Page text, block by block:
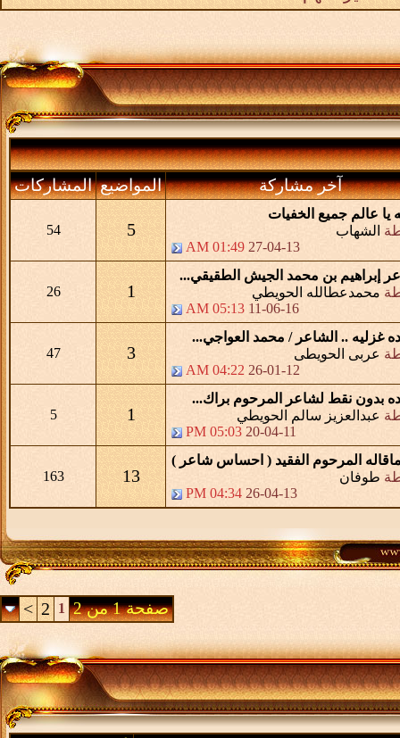
آخر مشاركة المواضيع المشاركات
يا عالم جميع الخفيات
الشهاب
27-04-13
01:49 AM
5
54
إبراهيم بن محمد الجيش الطقيقي...
محمدعطالله الحويطي
11-06-16
05:13 AM
1
26
غزليه .. الشاعر / محمد العواجي...
عربى الحويطى
26-01-12
04:22 AM
3
47
بدون نقط لشاعر المرحوم براك...
عبدالعزيز سالم الحويطي
20-04-11
05:03 PM
1
5
المرحوم الفقيد ( احساس شاعر )
طوفان
26-04-13
04:34 PM
13
163
صفحة 1 من 2 1
2
>